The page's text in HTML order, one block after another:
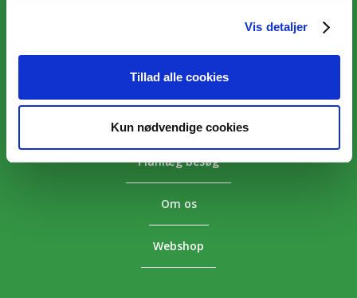
Vis detaljer
Tillad alle cookies
Kun nødvendige cookies
Aktiviteter
Priser
Planlæg besøg
Om os
Webshop